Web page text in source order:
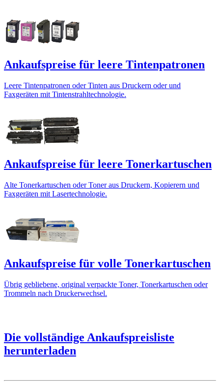
Ankaufspreise für leere Tintenpatronen
Leere Tintenpatronen oder Tinten aus Druckern oder und
Faxgeräten mit Tintenstrahltechnologie.
Ankaufspreise für leere Tonerkartuschen
Alte Tonerkartuschen oder Toner aus Druckern, Kopierern und
Faxgeräten mit Lasertechnologie.
Ankaufspreise für volle Tonerkartuschen
Übrig gebliebene, original verpackte Toner, Tonerkartuschen oder
Trommeln nach Druckerwechsel.
Die vollständige Ankaufspreisliste
herunterladen